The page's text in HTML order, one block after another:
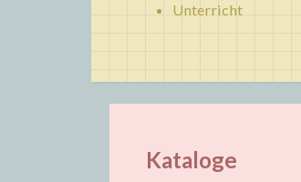
Unterricht
Kataloge